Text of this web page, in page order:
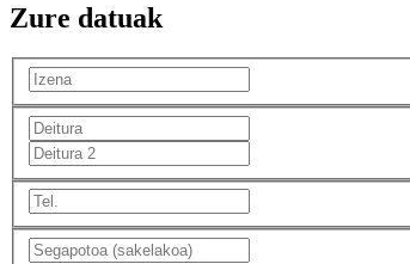
Zure datuak